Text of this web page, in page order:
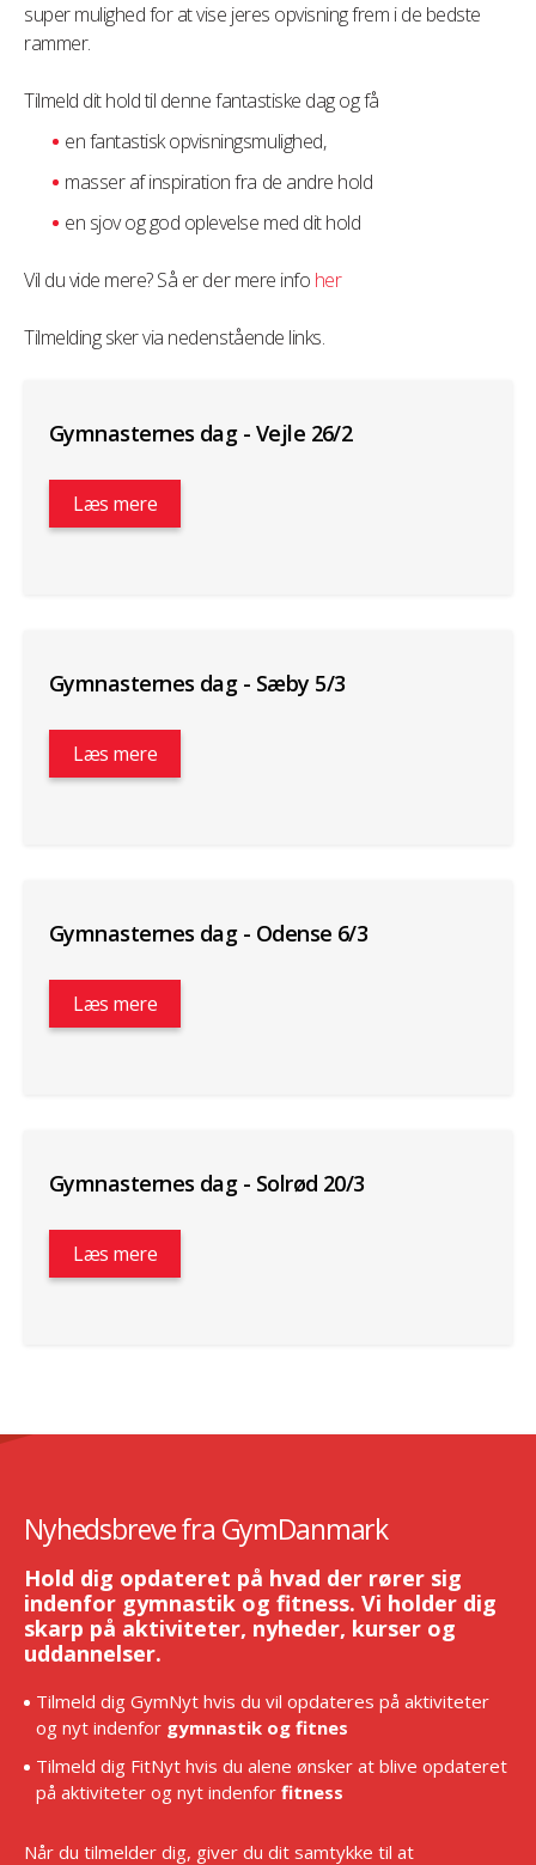
super mulighed for at vise jeres opvisning frem i de bedste
rammer.
Tilmeld dit hold til denne fantastiske dag og få
en fantastisk opvisningsmulighed,
masser af inspiration fra de andre hold
en sjov og god oplevelse med dit hold
Vil du vide mere? Så er der mere info her
Tilmelding sker via nedenstående links.
Gymnasternes dag - Vejle 26/2
Læs mere
Gymnasternes dag - Sæby 5/3
Læs mere
Gymnasternes dag - Odense 6/3
Læs mere
Gymnasternes dag - Solrød 20/3
Læs mere
Nyhedsbreve fra GymDanmark
Hold dig opdateret på hvad der rører sig
indenfor gymnastik og fitness. Vi holder dig
skarp på aktiviteter, nyheder, kurser og
uddannelser.
Tilmeld dig GymNyt hvis du vil opdateres på aktiviteter
og nyt indenfor gymnastik og fitnes
Tilmeld dig FitNyt hvis du alene ønsker at blive opdateret
på aktiviteter og nyt indenfor fitness
Når du tilmelder dig, giver du dit samtykke til at